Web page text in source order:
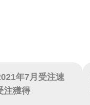
年7月受注速
注獲得